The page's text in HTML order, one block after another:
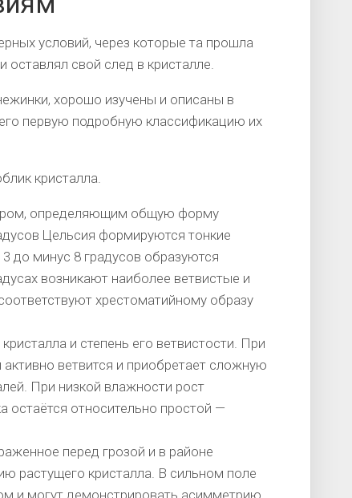
условий, через которые та прошла
свой след в кристалле.
хорошо изучены и описаны в
первую подробную классификацию их
кристалла.
определяющим общую форму
Цельсия формируются тонкие
до минус 8 градусов образуются
возникают наиболее ветвистые и
хрестоматийному образу
и степень его ветвистости. При
ветвится и приобретает сложную
При низкой влажности рост
остаётся относительно простой —
перед грозой и в районе
растущего кристалла. В сильном поле